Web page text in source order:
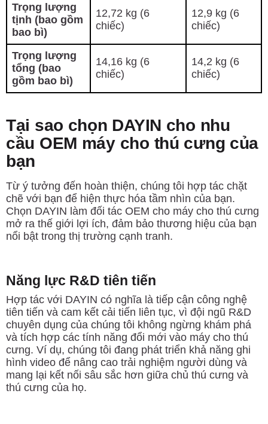
Trọng lượng
tịnh (bao gồm
bao bì)
12,72 kg (6
chiếc)
12,9 kg (6
chiếc)
Trọng lượng
tổng (bao
gồm bao bì)
14,16 kg (6
chiếc)
14,2 kg (6
chiếc)
Tại sao chọn DAYIN cho nhu
cầu OEM máy cho thú cưng của
bạn
Từ ý tưởng đến hoàn thiện, chúng tôi hợp tác chặt
chẽ với bạn để hiện thực hóa tầm nhìn của bạn.
Chọn DAYIN làm đối tác OEM cho máy cho thú cưng
mở ra thế giới lợi ích, đảm bảo thương hiệu của bạn
nổi bật trong thị trường cạnh tranh.
Năng lực R&D tiên tiến
Hợp tác với DAYIN có nghĩa là tiếp cận công nghệ
tiên tiến và cam kết cải tiến liên tục, vì đội ngũ R&D
chuyên dụng của chúng tôi không ngừng khám phá
và tích hợp các tính năng đổi mới vào máy cho thú
cưng. Ví dụ, chúng tôi đang phát triển khả năng ghi
hình video để nâng cao trải nghiệm người dùng và
mang lại kết nối sâu sắc hơn giữa chủ thú cưng và
thú cưng của họ.